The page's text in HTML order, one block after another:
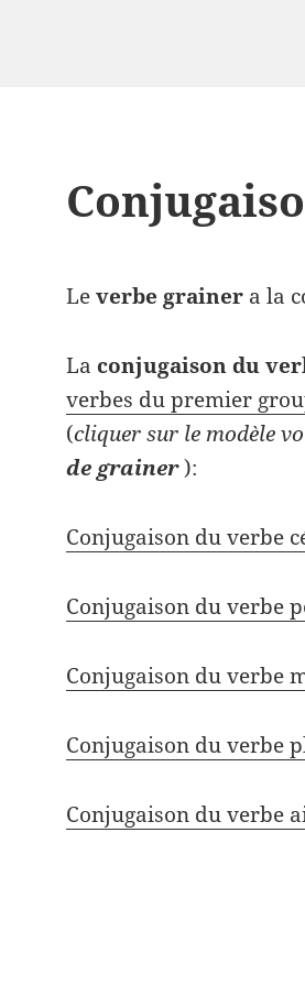
Leverbe grainer a la
La conjugaison du
verbes du premier
(cliquer sur le modèle
de grainer):
Conjugaison du verbe
Conjugaison du verbe
Conjugaison du verbe
Conjugaison du verbe
Conjugaison du verbe